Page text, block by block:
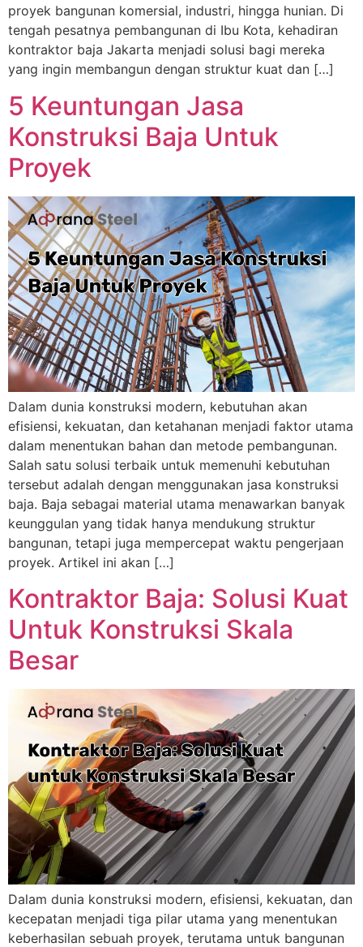
proyek bangunan komersial, industri, hingga hunian. Di
tengah pesatnya pembangunan di Ibu Kota, kehadiran
kontraktor baja Jakarta menjadi solusi bagi mereka
yang ingin membangun dengan struktur kuat dan […]
5 Keuntungan Jasa
Konstruksi Baja Untuk
Proyek
Dalam dunia konstruksi modern, kebutuhan akan
efisiensi, kekuatan, dan ketahanan menjadi faktor utama
dalam menentukan bahan dan metode pembangunan.
Salah satu solusi terbaik untuk memenuhi kebutuhan
tersebut adalah dengan menggunakan jasa konstruksi
baja. Baja sebagai material utama menawarkan banyak
keunggulan yang tidak hanya mendukung struktur
bangunan, tetapi juga mempercepat waktu pengerjaan
proyek. Artikel ini akan […]
Kontraktor Baja: Solusi Kuat
Untuk Konstruksi Skala
Besar
Dalam dunia konstruksi modern, efisiensi, kekuatan, dan
kecepatan menjadi tiga pilar utama yang menentukan
keberhasilan sebuah proyek, terutama untuk bangunan